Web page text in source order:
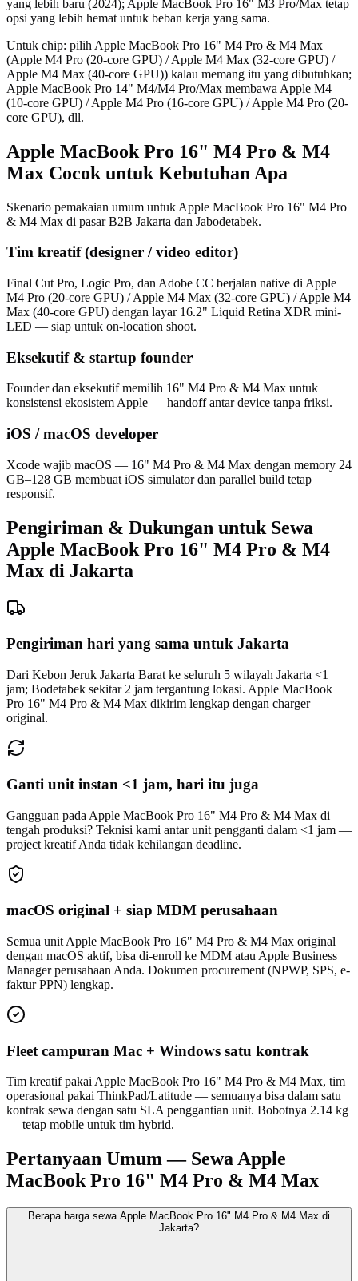
yang lebih baru (2024); Apple MacBook Pro 16" M3 Pro/Max tetap
opsi yang lebih hemat untuk beban kerja yang sama.
Untuk chip: pilih Apple MacBook Pro 16" M4 Pro & M4 Max
(Apple M4 Pro (20-core GPU) / Apple M4 Max (32-core GPU) /
Apple M4 Max (40-core GPU)) kalau memang itu yang dibutuhkan;
Apple MacBook Pro 14" M4/M4 Pro/Max membawa Apple M4
(10-core GPU) / Apple M4 Pro (16-core GPU) / Apple M4 Pro (20-
core GPU), dll.
Apple MacBook Pro 16" M4 Pro & M4
Max Cocok untuk Kebutuhan Apa
Skenario pemakaian umum untuk Apple MacBook Pro 16" M4 Pro
& M4 Max di pasar B2B Jakarta dan Jabodetabek.
Tim kreatif (designer / video editor)
Final Cut Pro, Logic Pro, dan Adobe CC berjalan native di Apple
M4 Pro (20-core GPU) / Apple M4 Max (32-core GPU) / Apple M4
Max (40-core GPU) dengan layar 16.2" Liquid Retina XDR mini-
LED — siap untuk on-location shoot.
Eksekutif & startup founder
Founder dan eksekutif memilih 16" M4 Pro & M4 Max untuk
konsistensi ekosistem Apple — handoff antar device tanpa friksi.
iOS / macOS developer
Xcode wajib macOS — 16" M4 Pro & M4 Max dengan memory 24
GB–128 GB membuat iOS simulator dan parallel build tetap
responsif.
Pengiriman & Dukungan untuk Sewa
Apple MacBook Pro 16" M4 Pro & M4
Max di Jakarta
Pengiriman hari yang sama untuk Jakarta
Dari Kebon Jeruk Jakarta Barat ke seluruh 5 wilayah Jakarta <1
jam; Bodetabek sekitar 2 jam tergantung lokasi. Apple MacBook
Pro 16" M4 Pro & M4 Max dikirim lengkap dengan charger
original.
Ganti unit instan <1 jam, hari itu juga
Gangguan pada Apple MacBook Pro 16" M4 Pro & M4 Max di
tengah produksi? Teknisi kami antar unit pengganti dalam <1 jam —
project kreatif Anda tidak kehilangan deadline.
macOS original + siap MDM perusahaan
Semua unit Apple MacBook Pro 16" M4 Pro & M4 Max original
dengan macOS aktif, bisa di-enroll ke MDM atau Apple Business
Manager perusahaan Anda. Dokumen procurement (NPWP, SPS, e-
faktur PPN) lengkap.
Fleet campuran Mac + Windows satu kontrak
Tim kreatif pakai Apple MacBook Pro 16" M4 Pro & M4 Max, tim
operasional pakai ThinkPad/Latitude — semuanya bisa dalam satu
kontrak sewa dengan satu SLA penggantian unit. Bobotnya 2.14 kg
— tetap mobile untuk tim hybrid.
Pertanyaan Umum — Sewa Apple
MacBook Pro 16" M4 Pro & M4 Max
Berapa harga sewa Apple MacBook Pro 16" M4 Pro & M4 Max di
Jakarta?